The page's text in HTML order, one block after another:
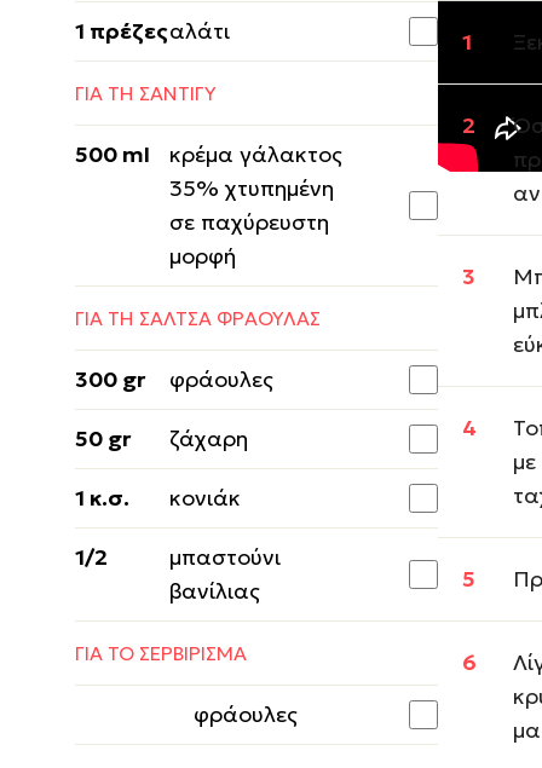
1 πρέζεςαλάτι
ΓΙΑ ΤΗ ΣΑΝΤΙΓΥ
500 ml
κρέμα γάλακτος
35% χτυπημένη
σε παχύρευστη
μορφή
ΓΙΑ ΤΗ ΣΑΛΤΣΑ ΦΡΑΟΥΛΑΣ
300 gr φράουλες
50 gr ζάχαρη
1 κ.σ. κονιάκ
1/2
μπαστούνι
βανίλιας
ΓΙΑ ΤΟ ΣΕΡΒΙΡΙΣΜΑ
φράουλες